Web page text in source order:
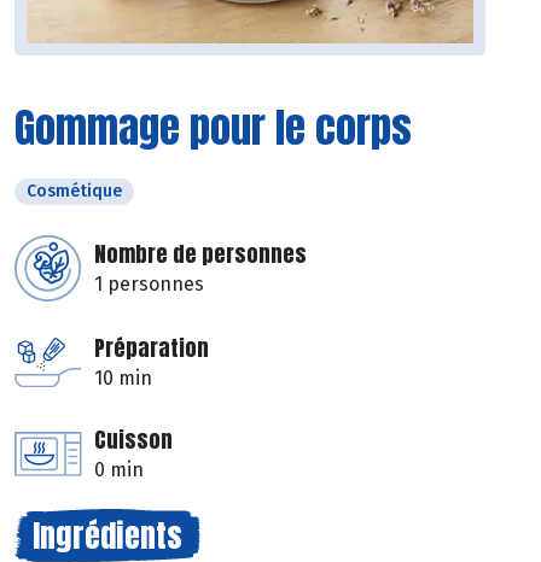
Gommage pour le corps
Cosmétique
Nombre de personnes
1 personnes
Préparation
10 min
Cuisson
0 min
Ingrédients